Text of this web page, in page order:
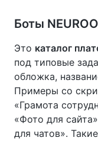
Боты
Это каталог
под типовые
обложка,
Примеры со
«Грамота
«Фото для
для чатов».